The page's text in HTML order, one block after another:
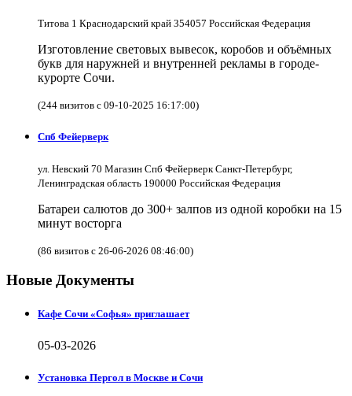
Титова 1 Краснодарский край 354057 Российская Федерация
Изготовление световых вывесок, коробов и объёмных
букв для наружней и внутренней рекламы в городе-
курорте Сочи.
(244 визитов с 09-10-2025 16:17:00)
Спб Фейерверк
ул. Невский 70 Магазин Спб Фейерверк Санкт-Петербург,
Ленинградская область 190000 Российская Федерация
Батареи салютов до 300+ залпов из одной коробки на 15
минут восторга
(86 визитов с 26-06-2026 08:46:00)
Новые Документы
Кафе Сочи «Софья» приглашает
05-03-2026
Установка Пергол в Москве и Сочи